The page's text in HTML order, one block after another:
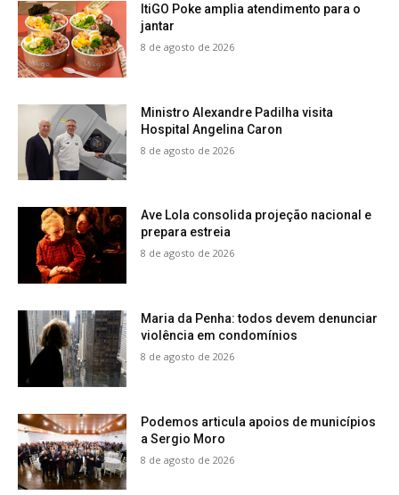
ItiGO Poke amplia atendimento para o
jantar
8 de agosto de 2026
Ministro Alexandre Padilha visita
Hospital Angelina Caron
8 de agosto de 2026
Ave Lola consolida projeção nacional e
prepara estreia
8 de agosto de 2026
Maria da Penha: todos devem denunciar
violência em condomínios
8 de agosto de 2026
Podemos articula apoios de municípios
a Sergio Moro
8 de agosto de 2026